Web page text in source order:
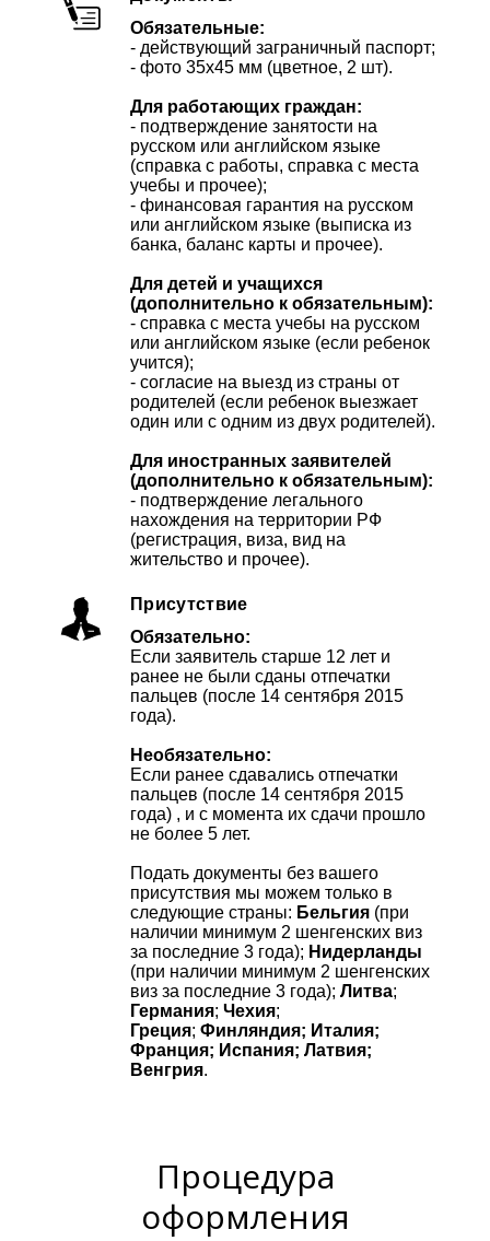
Обязательные:
- действующий заграничный паспорт;
- фото 35х45 мм (цветное, 2 шт).
Для работающих граждан:
- подтверждение занятости на
русском или английском языке
(справка с работы, справка с места
учебы и прочее);
- финансовая гарантия на русском
или английском языке (выписка из
банка, баланс карты и прочее).
Для детей и учащихся
(дополнительно к обязательным):
- справка с места учебы на русском
или английском языке (если ребенок
учится);
- согласие на выезд из страны от
родителей (если ребенок выезжает
один или с одним из двух родителей).
Для иностранных заявителей
(дополнительно к обязательным):
- подтверждение легального
нахождения на территории РФ
(регистрация, виза, вид на
жительство и прочее).
Присутствие
Обязательно:
Если заявитель старше 12 лет и
ранее не были сданы отпечатки
пальцев (после 14 сентября 2015
года).
Необязательно:
Если ранее сдавались отпечатки
пальцев (после 14 сентября 2015
года) , и с момента их сдачи прошло
не более 5 лет.
Подать документы без вашего
присутствия мы можем только в
следующие страны: Бельгия (при
наличии минимум 2 шенгенских виз
за последние 3 года); Нидерланды
(при наличии минимум 2 шенгенских
виз за последние 3 года); Литва;
Германия; Чехия;
Греция; Финляндия; Италия;
Франция; Испания; Латвия;
Венгрия.
Процедура
оформления